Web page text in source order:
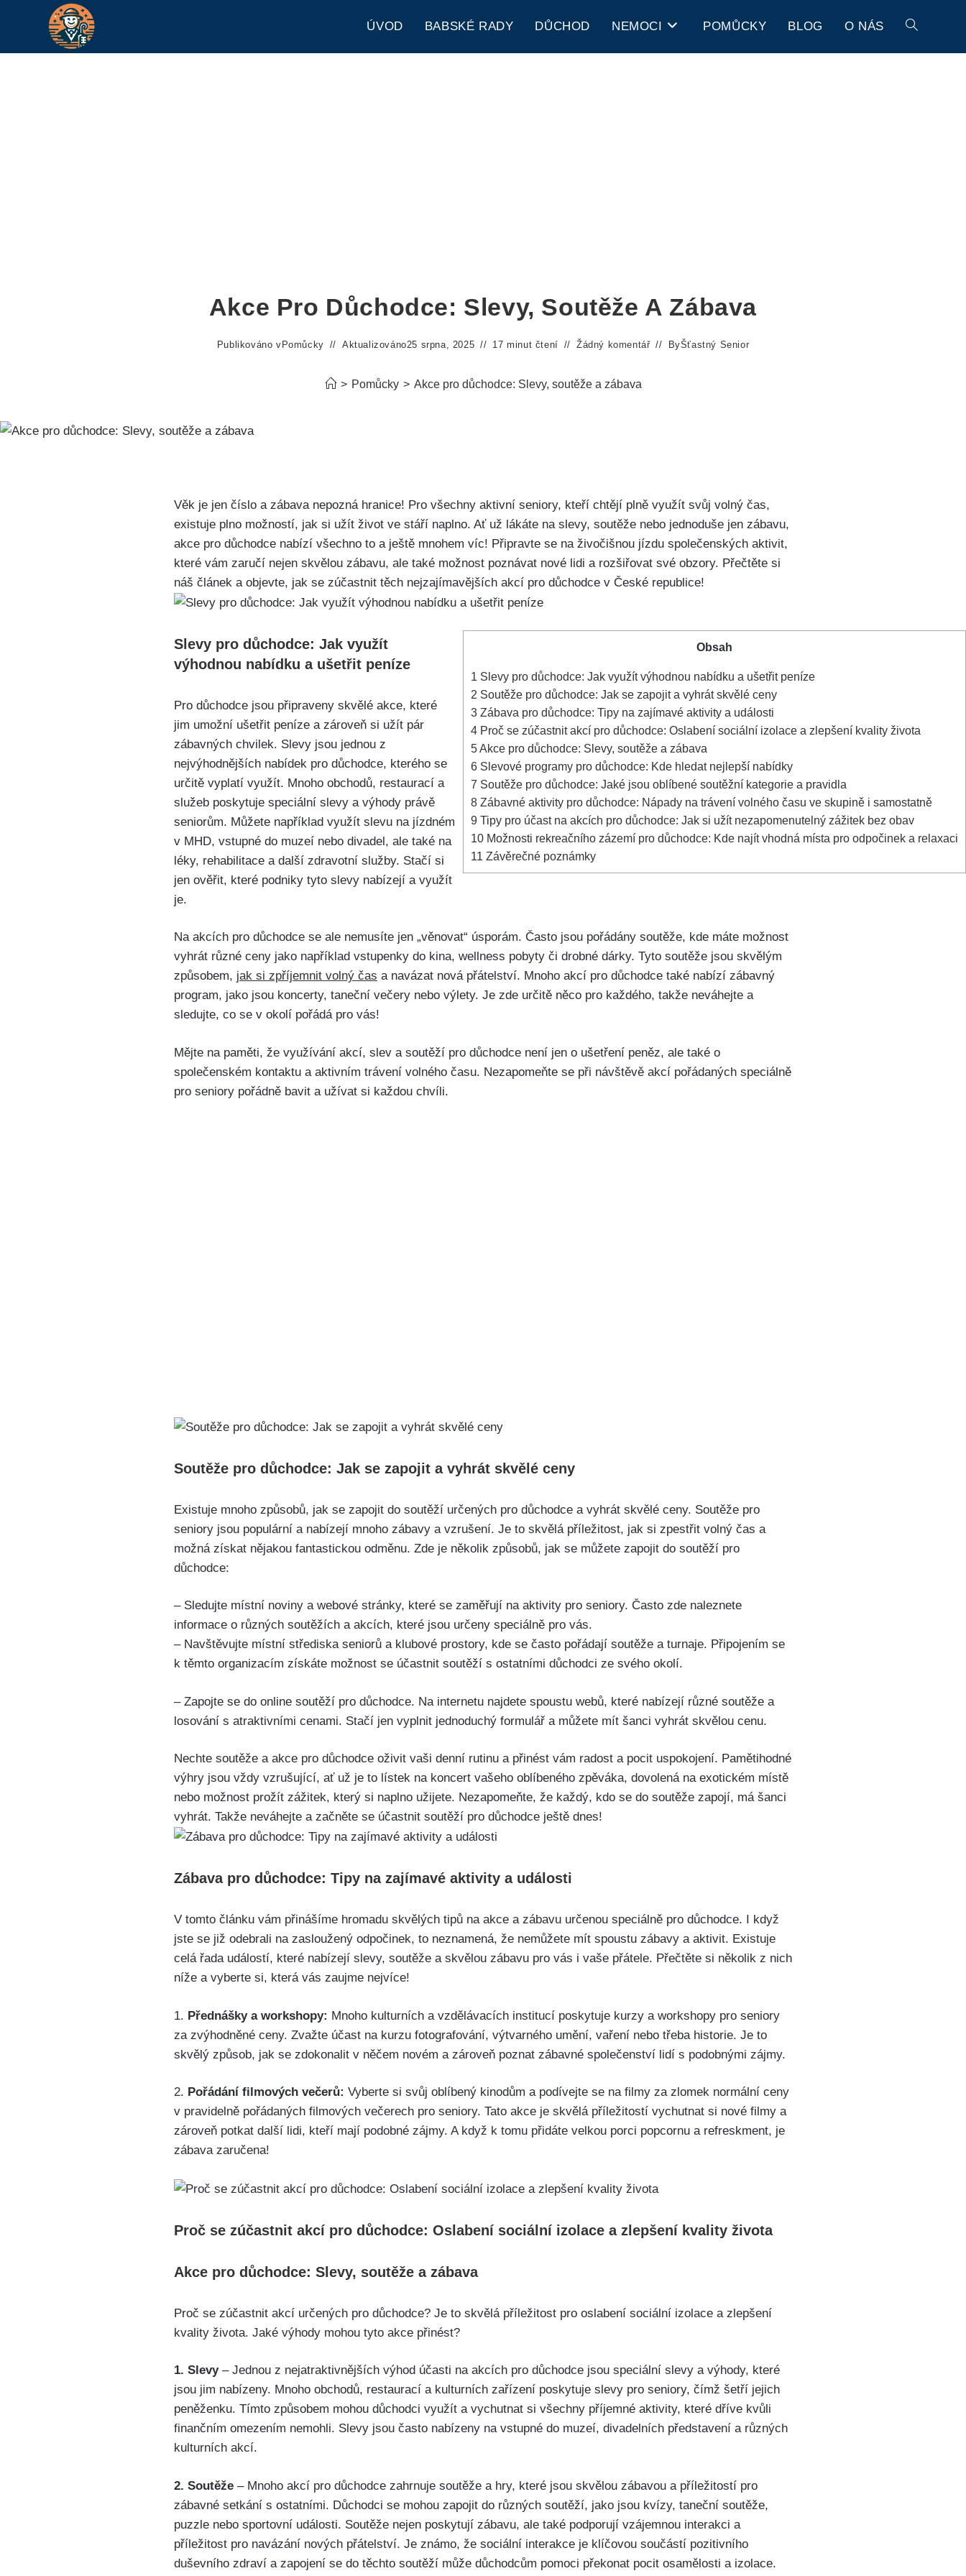
ÚVOD BABSKÉ RADY DŮCHOD NEMOCI POMŮCKY BLOG O NÁS
Akce Pro Důchodce: Slevy, Soutěže A Zábava
Publikováno v Pomůcky Aktualizováno25 srpna, 2025 17 minut čtení Žádný komentář ByŠťastný Senior
> Pomůcky > Akce pro důchodce: Slevy, soutěže a zábava
Věk je jen číslo a zábava nepozná hranice! Pro všechny aktivní seniory, kteří chtějí plně využít svůj volný čas,
existuje plno možností, jak si užít život ve stáří naplno. Ať už lákáte na slevy, soutěže nebo jednoduše jen zábavu,
akce pro důchodce nabízí všechno to a ještě mnohem víc! Připravte se na živočišnou jízdu společenských aktivit,
které vám zaručí nejen skvělou zábavu, ale také možnost poznávat nové lidi a rozšiřovat své obzory. Přečtěte si
náš článek a objevte, jak se zúčastnit těch nejzajímavějších akcí pro důchodce v České republice!
Obsah
1 Slevy pro důchodce: Jak využít výhodnou nabídku a ušetřit peníze
2 Soutěže pro důchodce: Jak se zapojit a vyhrát skvělé ceny
3 Zábava pro důchodce: Tipy na zajímavé aktivity a události
4 Proč se zúčastnit akcí pro důchodce: Oslabení sociální izolace a zlepšení kvality života
5Akce pro důchodce: Slevy, soutěže a zábava
6 Slevové programy pro důchodce: Kde hledat nejlepší nabídky
7 Soutěže pro důchodce: Jaké jsou oblíbené soutěžní kategorie a pravidla
8 Zábavné aktivity pro důchodce: Nápady na trávení volného času ve skupině i samostatně
9 Tipy pro účast na akcích pro důchodce: Jak si užít nezapomenutelný zážitek bez obav
10 Možnosti rekreačního zázemí pro důchodce: Kde najít vhodná místa pro odpočinek a relaxaci
11 Závěrečné poznámky
Slevy pro důchodce: Jak využít
výhodnou nabídku a ušetřit peníze
Pro důchodce jsou připraveny skvělé akce, které
jim umožní ušetřit peníze a zároveň si užít pár
zábavných chvilek. Slevy jsou jednou z
nejvýhodnějších nabídek pro důchodce, kterého se
určitě vyplatí využít. Mnoho obchodů, restaurací a
služeb poskytuje speciální slevy a výhody právě
seniorům. Můžete například využít slevu na jízdném
v MHD, vstupné do muzeí nebo divadel, ale také na
léky, rehabilitace a další zdravotní služby. Stačí si
jen ověřit, které podniky tyto slevy nabízejí a využít
je.
Na akcích pro důchodce se ale nemusíte jen „věnovat“ úsporám. Často jsou pořádány soutěže, kde máte možnost
vyhrát různé ceny jako například vstupenky do kina, wellness pobyty či drobné dárky. Tyto soutěže jsou skvělým
způsobem, jak si zpříjemnit volný čas a navázat nová přátelství. Mnoho akcí pro důchodce také nabízí zábavný
program, jako jsou koncerty, taneční večery nebo výlety. Je zde určitě něco pro každého, takže neváhejte a
sledujte, co se v okolí pořádá pro vás!
Mějte na paměti, že využívání akcí, slev a soutěží pro důchodce není jen o ušetření peněz, ale také o
společenském kontaktu a aktivním trávení volného času. Nezapomeňte se při návštěvě akcí pořádaných speciálně
pro seniory pořádně bavit a užívat si každou chvíli.
Soutěže pro důchodce: Jak se zapojit a vyhrát skvělé ceny
Existuje mnoho způsobů, jak se zapojit do soutěží určených pro důchodce a vyhrát skvělé ceny. Soutěže pro
seniory jsou populární a nabízejí mnoho zábavy a vzrušení. Je to skvělá příležitost, jak si zpestřit volný čas a
možná získat nějakou fantastickou odměnu. Zde je několik způsobů, jak se můžete zapojit do soutěží pro
důchodce:
– Sledujte místní noviny a webové stránky, které se zaměřují na aktivity pro seniory. Často zde naleznete
informace o různých soutěžích a akcích, které jsou určeny speciálně pro vás.
– Navštěvujte místní střediska seniorů a klubové prostory, kde se často pořádají soutěže a turnaje. Připojením se
k těmto organizacím získáte možnost se účastnit soutěží s ostatními důchodci ze svého okolí.
– Zapojte se do online soutěží pro důchodce. Na internetu najdete spoustu webů, které nabízejí různé soutěže a
losování s atraktivními cenami. Stačí jen vyplnit jednoduchý formulář a můžete mít šanci vyhrát skvělou cenu.
Nechte soutěže a akce pro důchodce oživit vaši denní rutinu a přinést vám radost a pocit uspokojení. Pamětihodné
výhry jsou vždy vzrušující, ať už je to lístek na koncert vašeho oblíbeného zpěváka, dovolená na exotickém místě
nebo možnost prožít zážitek, který si naplno užijete. Nezapomeňte, že každý, kdo se do soutěže zapojí, má šanci
vyhrát. Takže neváhejte a začněte se účastnit soutěží pro důchodce ještě dnes!
Zábava pro důchodce: Tipy na zajímavé aktivity a události
V tomto článku vám přinášíme hromadu skvělých tipů na akce a zábavu určenou speciálně pro důchodce. I když
jste se již odebrali na zasloužený odpočinek, to neznamená, že nemůžete mít spoustu zábavy a aktivit. Existuje
celá řada událostí, které nabízejí slevy, soutěže a skvělou zábavu pro vás i vaše přátele. Přečtěte si několik z nich
níže a vyberte si, která vás zaujme nejvíce!
1. Přednášky a workshopy: Mnoho kulturních a vzdělávacích institucí poskytuje kurzy a workshopy pro seniory
za zvýhodněné ceny. Zvažte účast na kurzu fotografování, výtvarného umění, vaření nebo třeba historie. Je to
skvělý způsob, jak se zdokonalit v něčem novém a zároveň poznat zábavné společenství lidí s podobnými zájmy.
2. Pořádání filmových večerů: Vyberte si svůj oblíbený kinodům a podívejte se na filmy za zlomek normální ceny
v pravidelně pořádaných filmových večerech pro seniory. Tato akce je skvělá příležitostí vychutnat si nové filmy a
zároveň potkat další lidi, kteří mají podobné zájmy. A když k tomu přidáte velkou porci popcornu a refreskment, je
zábava zaručena!
Proč se zúčastnit akcí pro důchodce: Oslabení sociální izolace a zlepšení kvality života
Akce pro důchodce: Slevy, soutěže a zábava
Proč se zúčastnit akcí určených pro důchodce? Je to skvělá příležitost pro oslabení sociální izolace a zlepšení
kvality života. Jaké výhody mohou tyto akce přinést?
1. Slevy– Jednou z nejatraktivnějších výhod účasti na akcích pro důchodce jsou speciální slevy a výhody, které
jsou jim nabízeny. Mnoho obchodů, restaurací a kulturních zařízení poskytuje slevy pro seniory, čímž šetří jejich
peněženku. Tímto způsobem mohou důchodci využít a vychutnat si všechny příjemné aktivity, které dříve kvůli
finančním omezením nemohli. Slevy jsou často nabízeny na vstupné do muzeí, divadelních představení a různých
kulturních akcí.
2. Soutěže – Mnoho akcí pro důchodce zahrnuje soutěže a hry, které jsou skvělou zábavou a příležitostí pro
zábavné setkání s ostatními. Důchodci se mohou zapojit do různých soutěží, jako jsou kvízy, taneční soutěže,
puzzle nebo sportovní události. Soutěže nejen poskytují zábavu, ale také podporují vzájemnou interakci a
příležitost pro navázání nových přátelství. Je známo, že sociální interakce je klíčovou součástí pozitivního
duševního zdraví a zapojení se do těchto soutěží může důchodcům pomoci překonat pocit osamělosti a izolace.